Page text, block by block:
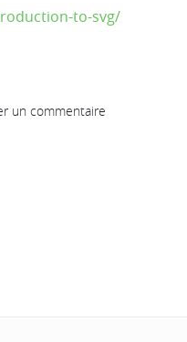
to-svg/
un commentaire